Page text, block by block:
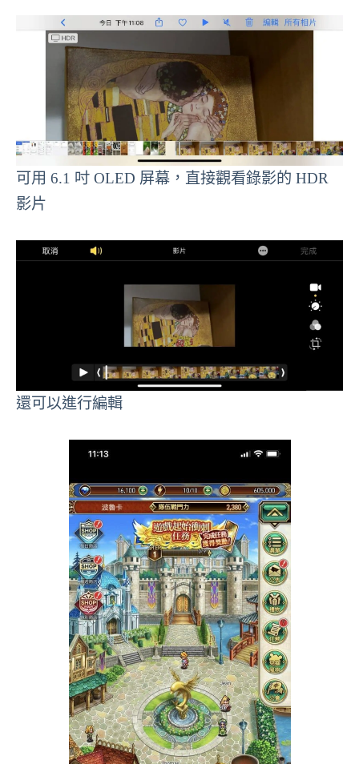
可用 6.1 吋 OLED 屏幕，直接觀看錄影的 HDR
影片
還可以進行編輯